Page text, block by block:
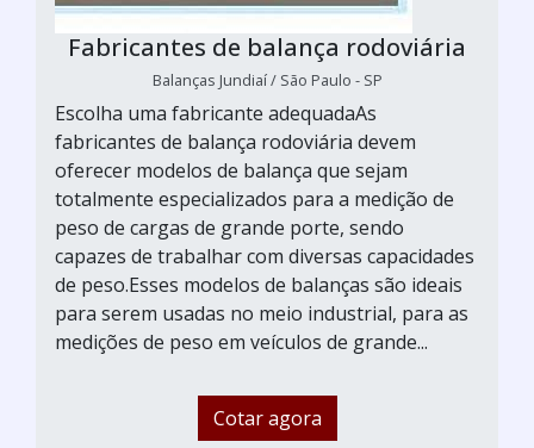
Fabricantes de balança rodoviária
Balanças Jundiaí / São Paulo - SP
Escolha uma fabricante adequadaAs
fabricantes de balança rodoviária devem
oferecer modelos de balança que sejam
totalmente especializados para a medição de
peso de cargas de grande porte, sendo
capazes de trabalhar com diversas capacidades
de peso.Esses modelos de balanças são ideais
para serem usadas no meio industrial, para as
medições de peso em veículos de grande...
Cotar agora